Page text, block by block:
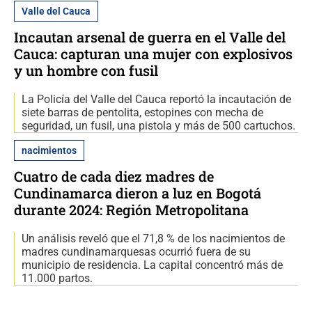
Valle del Cauca
Incautan arsenal de guerra en el Valle del
Cauca: capturan una mujer con explosivos
y un hombre con fusil
La Policía del Valle del Cauca reportó la incautación de
siete barras de pentolita, estopines con mecha de
seguridad, un fusil, una pistola y más de 500 cartuchos.
nacimientos
Cuatro de cada diez madres de
Cundinamarca dieron a luz en Bogotá
durante 2024: Región Metropolitana
Un análisis reveló que el 71,8 % de los nacimientos de
madres cundinamarquesas ocurrió fuera de su
municipio de residencia. La capital concentró más de
11.000 partos.